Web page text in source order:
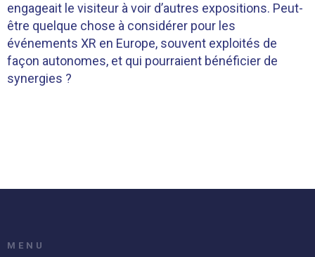
engageait le visiteur à voir d’autres expositions. Peut-
être quelque chose à considérer pour les
événements XR en Europe, souvent exploités de
façon autonomes, et qui pourraient bénéficier de
synergies ?
MENU